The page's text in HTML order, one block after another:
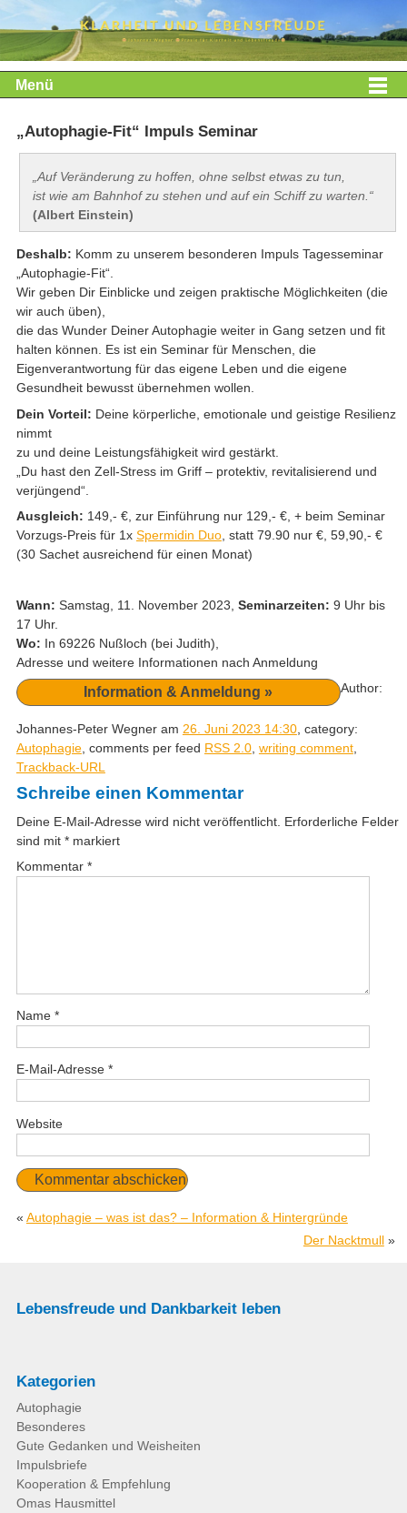
Menü
„Autophagie-Fit“ Impuls Seminar
„Auf Veränderung zu hoffen, ohne selbst etwas zu tun,
ist wie am Bahnhof zu stehen und auf ein Schiff zu warten.“
(Albert Einstein)
Deshalb: Komm zu unserem besonderen Impuls Tagesseminar
„Autophagie-Fit“.
Wir geben Dir Einblicke und zeigen praktische Möglichkeiten (die
wir auch üben),
die das Wunder Deiner Autophagie weiter in Gang setzen und fit
halten können. Es ist ein Seminar für Menschen, die
Eigenverantwortung für das eigene Leben und die eigene
Gesundheit bewusst übernehmen wollen.
Dein Vorteil: Deine körperliche, emotionale und geistige Resilienz
nimmt
zu und deine Leistungsfähigkeit wird gestärkt.
„Du hast den Zell-Stress im Griff – protektiv, revitalisierend und
verjüngend“.
Ausgleich: 149,- €, zur Einführung nur 129,- €, + beim Seminar
Vorzugs-Preis für 1x Spermidin Duo, statt 79.90 nur €, 59,90,- €
(30 Sachet ausreichend für einen Monat)
Wann: Samstag, 11. November 2023, Seminarzeiten: 9 Uhr bis
17 Uhr.
Wo: In 69226 Nußloch (bei Judith),
Adresse und weitere Informationen nach Anmeldung
Information & Anmeldung » Author:
Johannes-Peter Wegner am 26. Juni 2023 14:30, category:
Autophagie, comments per feed RSS 2.0, writing comment,
Trackback-URL
Schreibe einen Kommentar
Deine E-Mail-Adresse wird nicht veröffentlicht. Erforderliche Felder
sind mit *markiert
Kommentar *
Name *
E-Mail-Adresse *
Website
« Autophagie – was ist das? – Information & Hintergründe
Der Nacktmull»
Lebensfreude und Dankbarkeit leben
Kategorien
Autophagie
Besonderes
Gute Gedanken und Weisheiten
Impulsbriefe
Kooperation & Empfehlung
Omas Hausmittel